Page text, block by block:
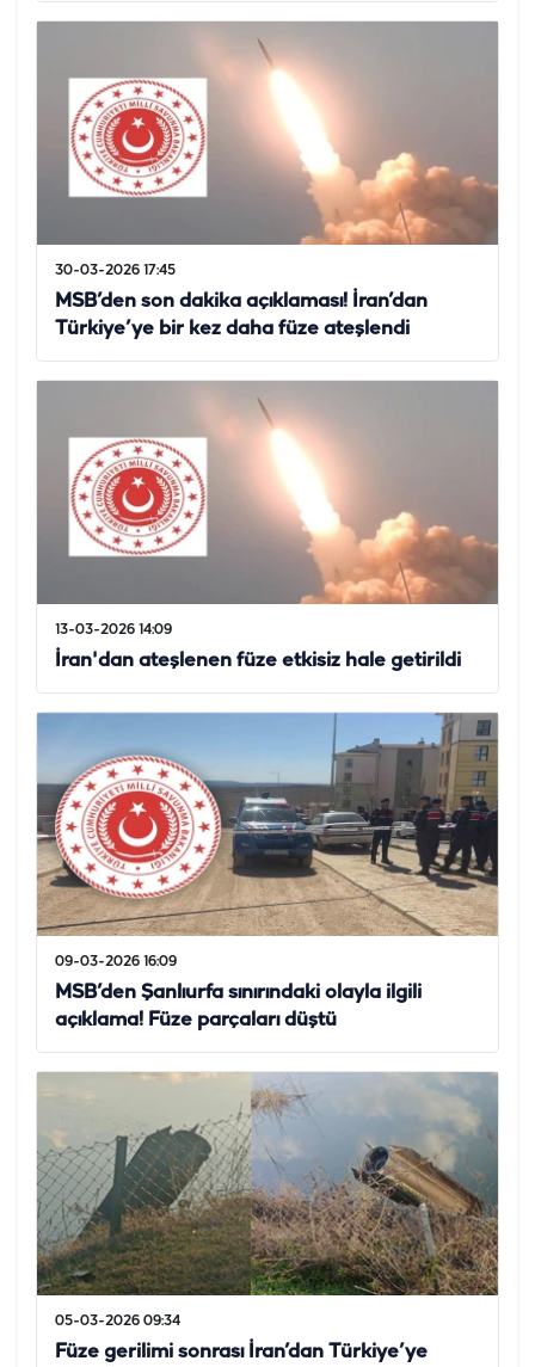
30-03-2026 17:45
MSB’den son dakika açıklaması! İran’dan
Türkiye’ye bir kez daha füze ateşlendi
13-03-2026 14:09
İran'dan ateşlenen füze etkisiz hale getirildi
09-03-2026 16:09
MSB’den Şanlıurfa sınırındaki olayla ilgili
açıklama! Füze parçaları düştü
05-03-2026 09:34
Füze gerilimi sonrası İran’dan Türkiye’ye